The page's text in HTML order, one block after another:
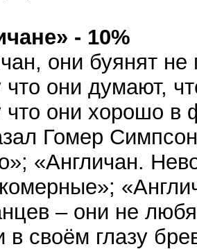
- 10%
они буянят
что они думают,
что они хорошо в
Гомер
«Англичан.
– они не
в своём глазу